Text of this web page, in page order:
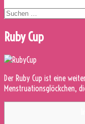
Suchen
Ruby Cup
Der Ruby Cup ist eine
Menstruationsglöckchen,